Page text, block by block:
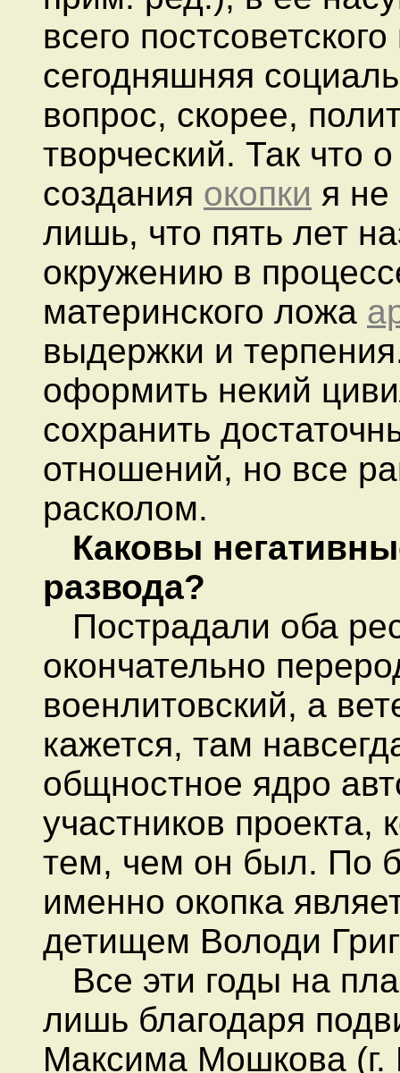
всего
сегодняшняя
вопрос, скорее,
творческий. Так что
создания окопки я
лишь, что пять лет
окружению в
материнского ложа
выдержки и
оформить некий
сохранить
отношений, но все
расколом.
Каковы
развода?
Пострадали оба
окончательно
военлитовский, а
кажется, там
общностное ядро
участников
тем, чем он был. По
именно окопка
детищем Володи
Все эти годы на
лишь благодаря
Максима Мошкова (г.